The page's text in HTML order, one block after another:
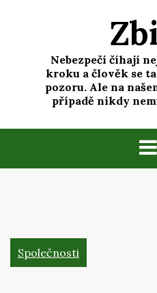
Nebezpečí číhají
kroku a člověk se
pozoru. Ale na
případě nikdy
Společnosti